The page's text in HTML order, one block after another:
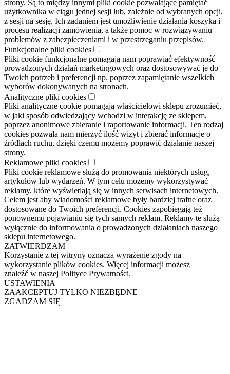
strony. Są to między innymi pliki cookie pozwalające pamiętać
użytkownika w ciągu jednej sesji lub, zależnie od wybranych opcji,
z sesji na sesję. Ich zadaniem jest umożliwienie działania koszyka i
procesu realizacji zamówienia, a także pomoc w rozwiązywaniu
problemów z zabezpieczeniami i w przestrzeganiu przepisów.
Funkcjonalne pliki cookies
Pliki cookie funkcjonalne pomagają nam poprawiać efektywność
prowadzonych działań marketingowych oraz dostosowywać je do
Twoich potrzeb i preferencji np. poprzez zapamiętanie wszelkich
wyborów dokonywanych na stronach.
Analityczne pliki cookies
Pliki analityczne cookie pomagają właścicielowi sklepu zrozumieć,
w jaki sposób odwiedzający wchodzi w interakcję ze sklepem,
poprzez anonimowe zbieranie i raportowanie informacji. Ten rodzaj
cookies pozwala nam mierzyć ilość wizyt i zbierać informacje o
źródłach ruchu, dzięki czemu możemy poprawić działanie naszej
strony.
Reklamowe pliki cookies
Pliki cookie reklamowe służą do promowania niektórych usług,
artykułów lub wydarzeń. W tym celu możemy wykorzystywać
reklamy, które wyświetlają się w innych serwisach internetowych.
Celem jest aby wiadomości reklamowe były bardziej trafne oraz
dostosowane do Twoich preferencji. Cookies zapobiegają też
ponownemu pojawianiu się tych samych reklam. Reklamy te służą
wyłącznie do informowania o prowadzonych działaniach naszego
sklepu internetowego.
ZATWIERDZAM
Korzystanie z tej witryny oznacza wyrażenie zgody na
wykorzystanie plików cookies. Więcej informacji możesz
znaleźć w naszej Polityce Prywatności.
USTAWIENIA
ZAAKCEPTUJ TYLKO NIEZBĘDNE
ZGADZAM SIĘ